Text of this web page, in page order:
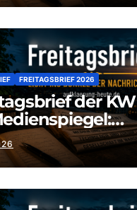
FREITAGSBRIEF 2026
der KW
heute.de]